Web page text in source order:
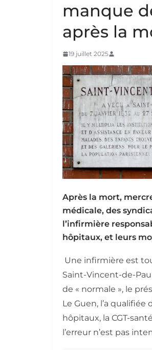
manque
après la
19 juillet 2025
Après la mort,
médicale, des
l’infirmière
hôpitaux, et leurs
Une infirmière est
Saint-Vincent-de-
de « normale », le
Le Guen, l’a
hôpitaux, la CGT-
l’erreur n’est pas